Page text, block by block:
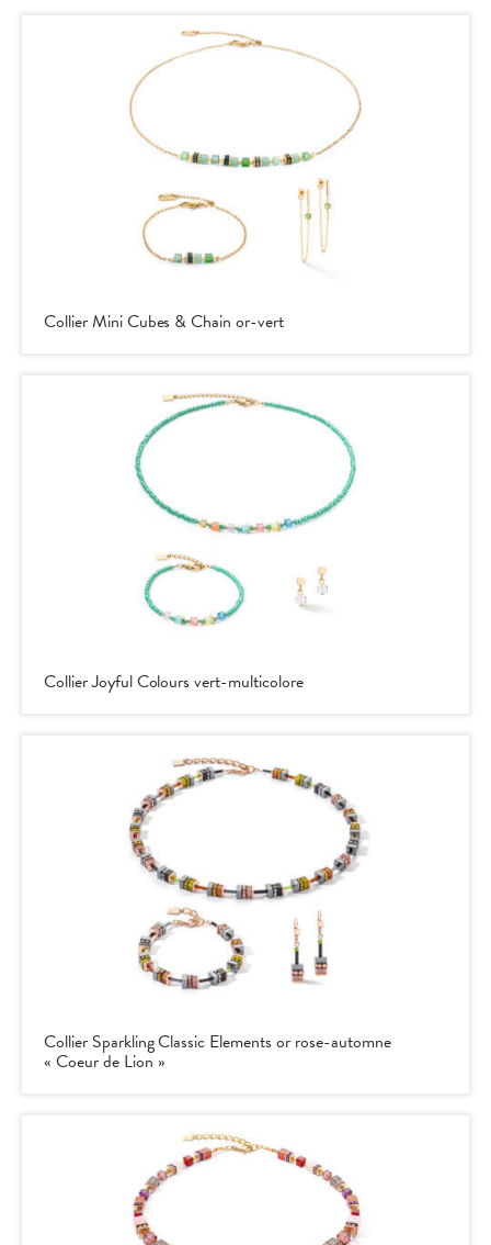
Collier Mini Cubes & Chain or-vert
Collier Joyful Colours vert-multicolore
Collier Sparkling Classic Elements or rose-automne
« Coeur de Lion »